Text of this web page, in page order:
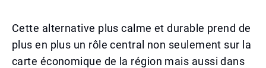
Cette alternative plus calme et durable prend de
plus en plus un rôle central non seulement sur la
carte économique de la région mais aussi dans